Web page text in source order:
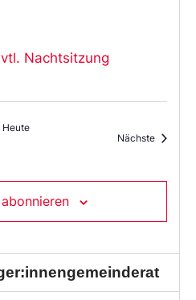
Nachtsitzung
Heute
Nächste